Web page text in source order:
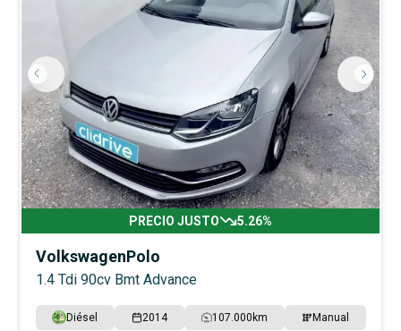
PRECIO JUSTO 5.26%
VolkswagenPolo
1.4 Tdi 90cv Bmt Advance
Diésel 2014 107.000 km Manual